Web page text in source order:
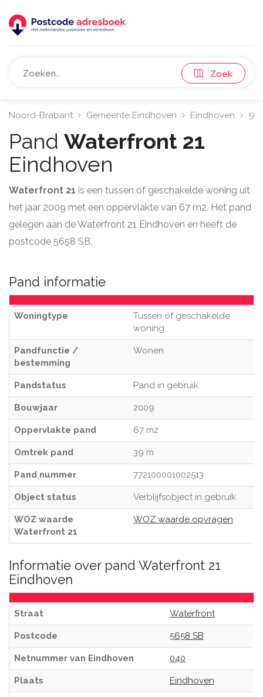
Zoek
Noord-Brabant Gemeente Eindhoven Eindhoven
Pand Waterfront 21
Eindhoven
Waterfront 21 is een tussen of geschakelde woning uit
het jaar 2009 met een oppervlakte van 67 m2. Het pand
gelegen aan de Waterfront 21 Eindhoven en heeft de
postcode 5658 SB.
Pand informatie
Woningtype
Tussen of geschakelde
woning
Pandfunctie /
bestemming
Wonen
Pandstatus Pand in gebruik
Bouwjaar 2009
Oppervlakte pand 67 m2
Omtrek pand 39 m
Pand nummer 772100001002513
Object status Verblijfsobject in gebruik
WOZ waarde
Waterfront 21
WOZ waarde opvragen
Informatie over pand Waterfront 21
Eindhoven
Straat Waterfront
Postcode 5658 SB
Netnummer van Eindhoven 040
Plaats Eindhoven